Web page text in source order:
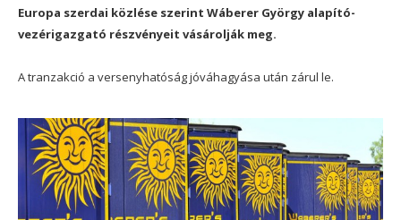
Europa szerdai közlése szerint Wáberer György alapító-
vezérigazgató részvényeit vásárolják meg.
A tranzakció a versenyhatóság jóváhagyása után zárul le.